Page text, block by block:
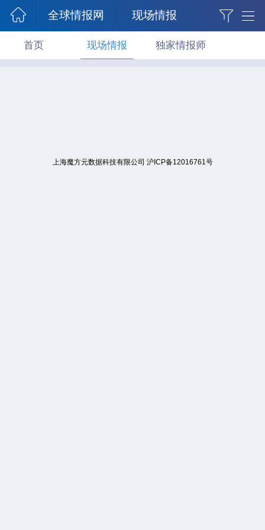
全球情报网 现场情报
首页 现场情报 独家情报师
上海魔方元数据科技有限公司 沪ICP备12016761号